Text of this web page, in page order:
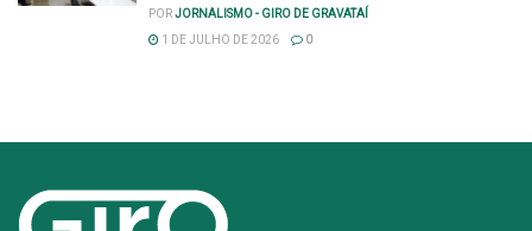
PORJORNALISMO - GIRO DE GRAVATAÍ
1 DE JULHO DE 2026
0